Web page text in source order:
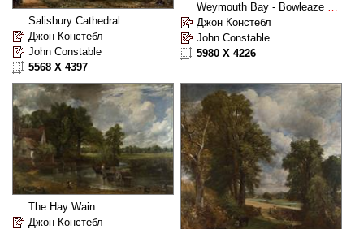
Salisbury Cathedral
Джон Констебл
John Constable
5568 X 4397
Weymouth Bay - Bowleaze Cove and Jordon Hill
Джон Констебл
John Constable
5980 X 4226
The Hay Wain
Джон Констебл